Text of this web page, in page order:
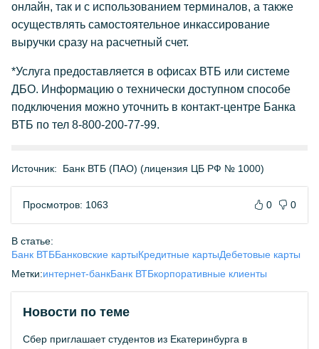
онлайн, так и с использованием терминалов, а также
осуществлять самостоятельное инкассирование
выручки сразу на расчетный счет.
*Услуга предоставляется в офисах ВТБ или системе
ДБО. Информацию о технически доступном способе
подключения можно уточнить в контакт-центре Банка
ВТБ по тел 8-800-200-77-99.
Источник: Банк ВТБ (ПАО) (лицензия ЦБ РФ № 1000)
Просмотров: 1063 0 0
В статье:
Банк ВТББанковские картыКредитные картыДебетовые карты
Метки:интернет-банкБанк ВТБкорпоративные клиенты
Новости по теме
Сбер приглашает студентов из Екатеринбурга в